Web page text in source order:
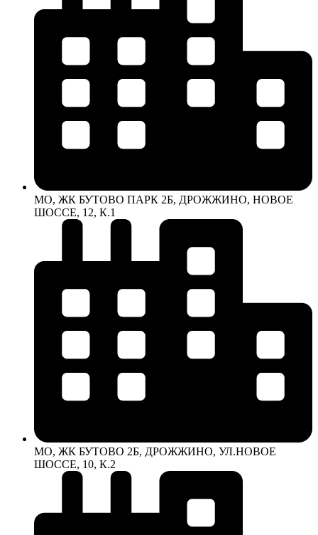
МО, ЖК БУТОВО ПАРК 2Б, ДРОЖЖИНО, НОВОЕ
ШОССЕ, 12, К.1
МО, ЖК БУТОВО 2Б, ДРОЖЖИНО, УЛ.НОВОЕ
ШОССЕ, 10, К.2